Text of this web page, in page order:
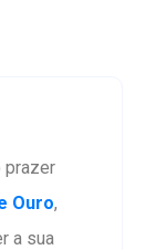
prazer
Ouro,
a sua